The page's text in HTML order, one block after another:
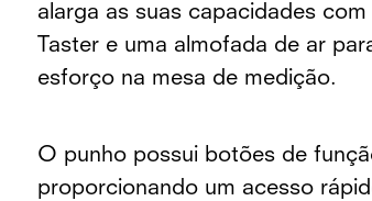
alarga as suas capacidades
Taster e uma almofada de ar
esforço na mesa de medição.
O punho possui botões de
proporcionando um acesso